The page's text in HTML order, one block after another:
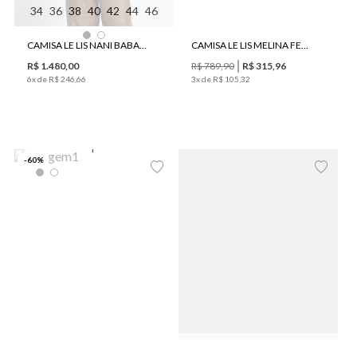
34 36 38 40 42 44 46
CAMISA LE LIS NANI BABADO SEDA FEMININA
R$ 1.480,00
6x de R$246 66
CAMISA LE LIS MELINA FEMININA
R$789,90 R$315,96
3x de R$ 105 32
-60%
P